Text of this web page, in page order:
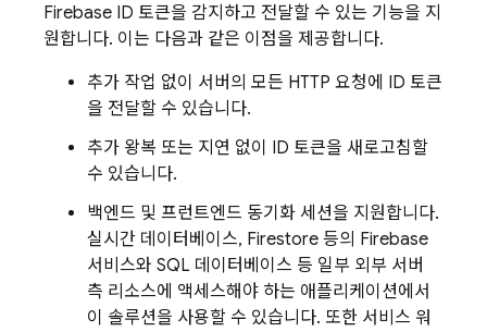
Firebase ID 토큰을 감지하고 전달할 수 있는 기능을 지
원합니다. 이는 다음과 같은 이점을 제공합니다.
추가 작업 없이 서버의 모든 HTTP 요청에 ID 토큰
을 전달할 수 있습니다.
추가 왕복 또는 지연 없이 ID 토큰을 새로고침할
수 있습니다.
백엔드 및 프런트엔드 동기화 세션을 지원합니다.
실시간 데이터베이스, Firestore 등의 Firebase
서비스와 SQL 데이터베이스 등 일부 외부 서버
측 리소스에 액세스해야 하는 애플리케이션에서
이 솔루션을 사용할 수 있습니다. 또한 서비스 워